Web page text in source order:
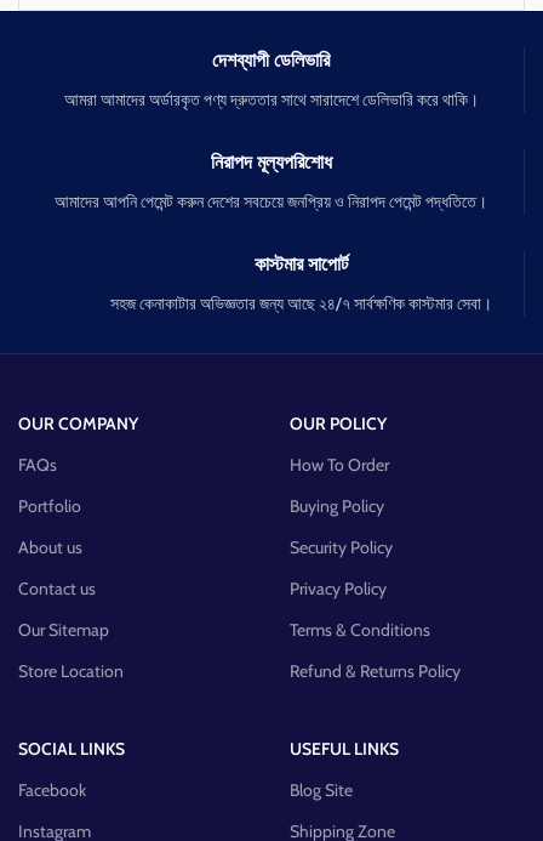
দেশব্যাপী ডেলিভারি
আমরা আমাদের অর্ডারকৃত পণ্য দ্রুততার সাথে সারাদেশে ডেলিভারি করে থাকি।
নিরাপদ মূল্যপরিশোধ
আমাদের আপনি পেমেন্ট করুন দেশের সবচেয়ে জনপ্রিয় ও নিরাপদ পেমেন্ট পদ্ধতিতে।
কাস্টমার সাপোর্ট
সহজ কেনাকাটার অভিজ্ঞতার জন্য আছে ২৪/৭ সার্বক্ষণিক কাস্টমার সেবা।
OUR COMPANY
FAQs
Portfolio
About us
Contact us
Our Sitemap
Store Location
OUR POLICY
How To Order
Buying Policy
Security Policy
Privacy Policy
Terms & Conditions
Refund & Returns Policy
SOCIAL LINKS
Facebook
Instagram
USEFUL LINKS
Blog Site
Shipping Zone